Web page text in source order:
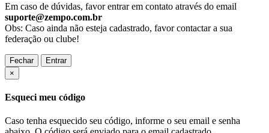
Em caso de dúvidas, favor entrar em contato através do email
suporte@zempo.com.br
Obs: Caso ainda não esteja cadastrado, favor contactar a sua
federação ou clube!
Fechar
Entrar
×
Esqueci meu código
Caso tenha esquecido seu código, informe o seu email e senha